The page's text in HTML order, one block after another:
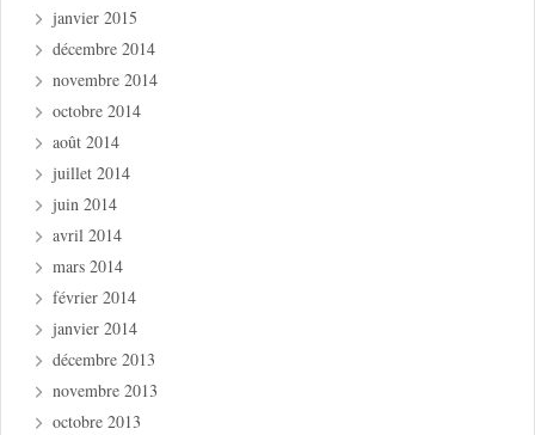
janvier 2015
décembre 2014
novembre 2014
octobre 2014
août 2014
juillet 2014
juin 2014
avril 2014
mars 2014
février 2014
janvier 2014
décembre 2013
novembre 2013
octobre 2013